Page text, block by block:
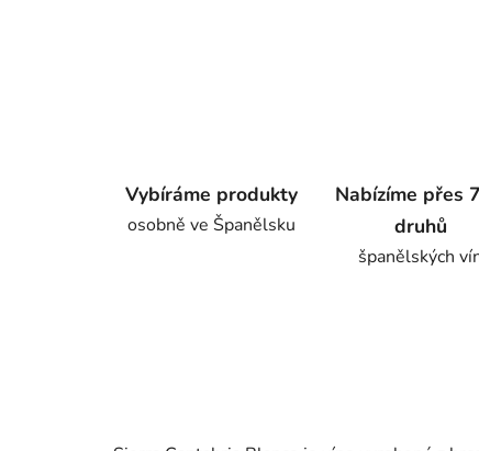
Vybíráme produkty
osobně ve Španělsku
Nabízíme přes
druhů
španělských